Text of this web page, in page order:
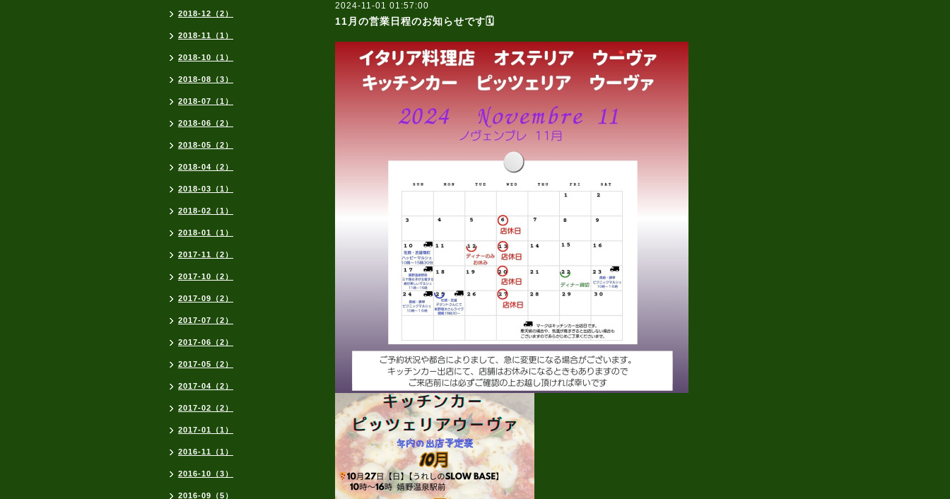
2024-11-01 01:57:00
11月の営業日程のお知らせです🗓️
2018-12（2）
2018-11（1）
2018-10（1）
2018-08（3）
2018-07（1）
2018-06（2）
2018-05（2）
2018-04（2）
2018-03（1）
2018-02（1）
2018-01（1）
2017-11（2）
2017-10（2）
2017-09（2）
2017-07（2）
2017-06（2）
2017-05（2）
2017-04（2）
2017-02（2）
2017-01（1）
2016-11（1）
2016-10（3）
2016-09（5）